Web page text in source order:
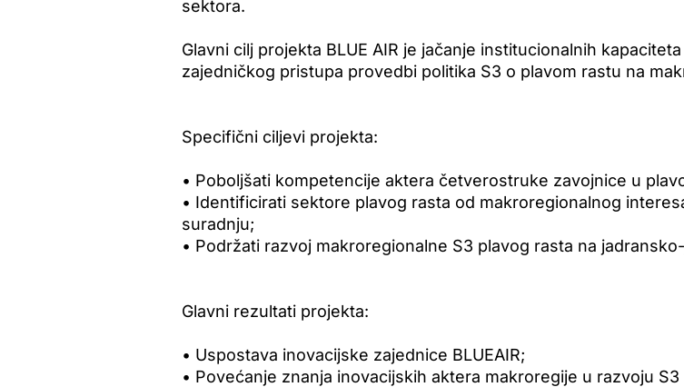
sektora.
Glavni cilj projekta BLUE AIR je jačanje institucionalnih
zajedničkog pristupa provedbi politika S3 o plavom rastu na
Specifični ciljevi projekta:
• Poboljšati kompetencije aktera četverostruke zavojnice u
• Identificirati sektore plavog rasta od makroregionalnog
suradnju;
• Podržati razvoj makroregionalne S3 plavog rasta na
Glavni rezultati projekta:
• Uspostava inovacijske zajednice BLUEAIR;
• Povećanje znanja inovacijskih aktera makroregije u razvoju